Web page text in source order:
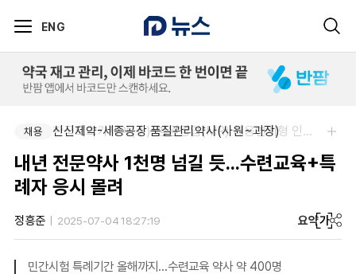
ENG
채용 신신제약-세종공장 품질관리약사(사원~과장)
채용 한국오츠카제약(주)-병원영업(MR) 채용연계형 인턴(신입사원) 모집 공고
내년 전문약사 1천명 넘길 듯...수련교육+특
례자 응시 몰려
정흥준 2025-07-04 18:27:19 요약가
민간시험 특례기간 올해까지...수련교육 약사 약 400명